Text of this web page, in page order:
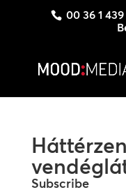
00 36 1
Subscribe